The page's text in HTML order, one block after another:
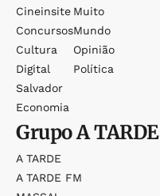
Cineinsite
Concursos
Cultura
Digital
Salvador
Economia
Muito
Mundo
Opinião
Política
GrupoA TARDE
A TARDE
A TARDE FM